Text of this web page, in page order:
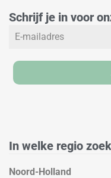
d
i
g
r
m
o
Schrijf je in voor
In welke regio
Noord-Holland